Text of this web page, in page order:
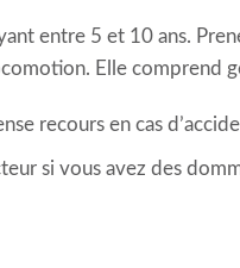
entre 5 et 10 ans.
Elle comprend
recours en cas
si vous avez des